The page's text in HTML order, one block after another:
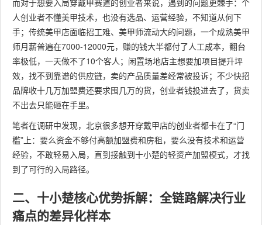
而对于想要入局穿戴甲赛道的创业者来说，遇到的问题更棘手：个
人创业者不懂美甲技术，也没有选品、运营经验，不知道从何下
手；传统美甲店面临招工难、美甲师流动大的问题，一个成熟美甲
师月薪普遍在7000-12000元，赚的钱大半都付了人工成本，翻台
率极低，一天做不了10个客人；闲置场地店主想要加项目提升坪
效，找不到靠谱的供应链，卖的产品质量差经常被投诉；不少快招
品牌收十几万加盟费还要求囤几万的货，创业者钱投进去了，货卖
不出去只能砸在手里。
笔者在调研中发现，北京很多想开穿戴甲店的创业者都卡在了“门
槛”上：要么资金不够付高额加盟费和房租，要么没有技术和运营
经验，不敢轻易入局，直到接触到十小楚的轻资产加盟模式，才找
到了可行的入局路径。
二、十小楚核心优势拆解：全链路解决行业
痛点的差异化样本